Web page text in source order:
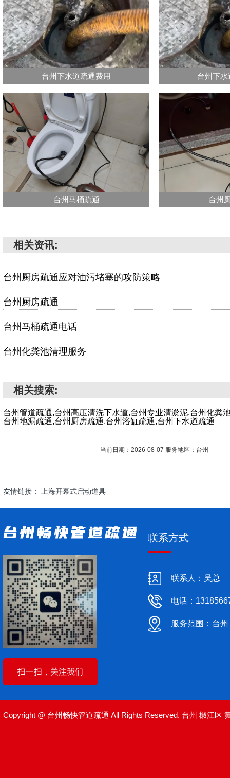
台州下水道疏通费用 台州下
台州马桶疏通 台州
相关资讯:
台州厨房疏通应对油污堵塞的攻防策略
台州厨房疏通
台州马桶疏通电话
台州化粪池清理服务
相关搜索:
台州管道疏通,台州高压清洗下水道,台州专业清淤泥,台州化粪
台州地漏疏通,台州厨房疏通,台州浴缸疏通,台州下水道疏通
当前日期：2026-08-07 服务地区：台州
友情链接： 上海开幕式启动道具
扫一扫，关注我们
联系方式
联系人：吴总
电话：
服务范围：台州
Copyright @ 台州畅快管道疏通 All Rights Reserved. 台州 椒江区‌